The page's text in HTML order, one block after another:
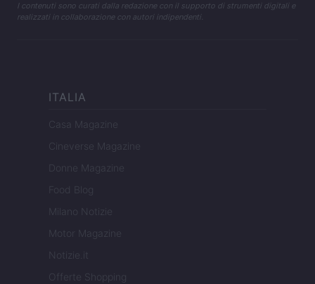
I contenuti sono curati dalla redazione con il supporto di strumenti digitali e
realizzati in collaborazione con autori indipendenti.
ITALIA
Casa Magazine
Cineverse Magazine
Donne Magazine
Food Blog
Milano Notizie
Motor Magazine
Notizie.it
Offerte Shopping